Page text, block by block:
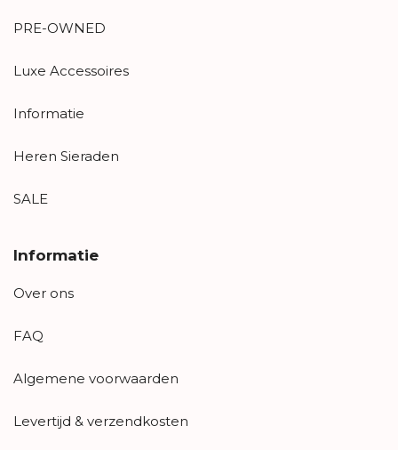
PRE-OWNED
Luxe Accessoires
Informatie
Heren Sieraden
SALE
Informatie
Over ons
FAQ
Algemene voorwaarden
Levertijd & verzendkosten